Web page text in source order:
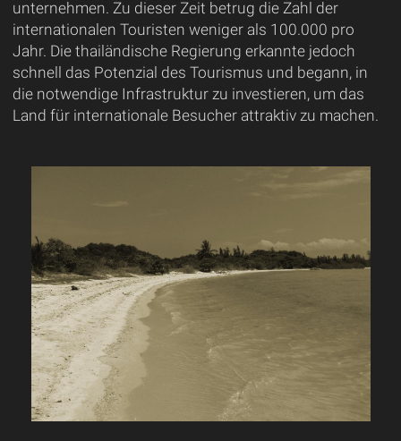
unternehmen. Zu dieser Zeit betrug die Zahl der
internationalen Touristen weniger als 100.000 pro
Jahr. Die thailändische Regierung erkannte jedoch
schnell das Potenzial des Tourismus und begann, in
die notwendige Infrastruktur zu investieren, um das
Land für internationale Besucher attraktiv zu machen.